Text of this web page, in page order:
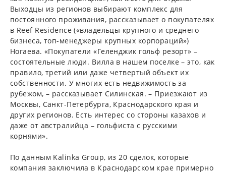
Выходцы из регионов выбирают комплекс для
постоянного проживания, рассказывает о покупателях
в Reef Residence («владельцы крупного и среднего
бизнеса, топ-менеджеры крупных корпораций»)
Ногаева. «Покупатели «Геленджик гольф резорт» –
состоятельные люди. Вилла в нашем поселке – это, как
правило, третий или даже четвертый объект их
собственности. У многих есть недвижимость за
рубежом, – рассказывает Силинская. – Приезжают из
Москвы, Санкт-Петербурга, Краснодарского края и
других регионов. Есть интерес со стороны казахов и
даже от австралийца – гольфиста с русскими
корнями».
По данным Kalinka Group, из 20 сделок, которые
компания заключила в Краснодарском крае примерно